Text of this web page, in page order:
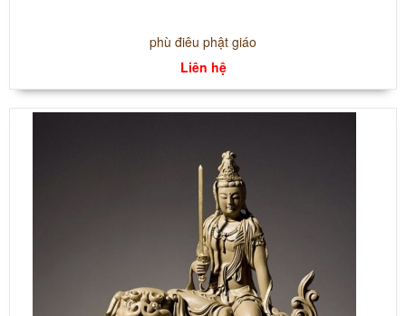
phù điêu phật giáo
Liên hệ